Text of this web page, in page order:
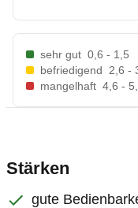
sehr gut 0,6 - 1,5
befriedigend
2,6 -
mangelhaft 4,6 -
Stärken
gute